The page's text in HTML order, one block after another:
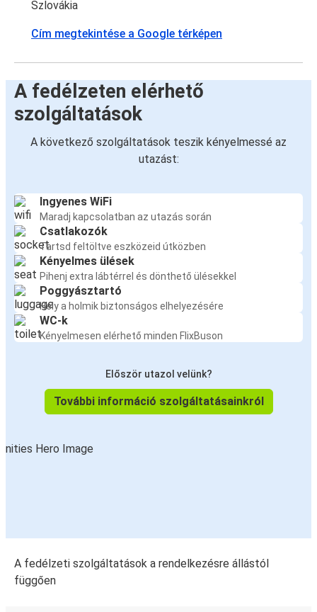
Szlovákia
Cím megtekintése a Google térképen
A fedélzeten elérhető
szolgáltatások
A következő szolgáltatások teszik kényelmessé az
utazást:
Ingyenes WiFi
Maradj kapcsolatban az utazás során
Csatlakozók
Tartsd feltöltve eszközeid útközben
Kényelmes ülések
Pihenj extra lábtérrel és dönthető ülésekkel
Poggyásztartó
Hely a holmik biztonságos elhelyezésére
WC-k
Kényelmesen elérhető minden FlixBuson
Először utazol velünk?
További információ szolgáltatásainkról
A fedélzeti szolgáltatások a rendelkezésre állástól
függően